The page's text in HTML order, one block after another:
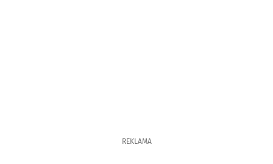
REKLAMA